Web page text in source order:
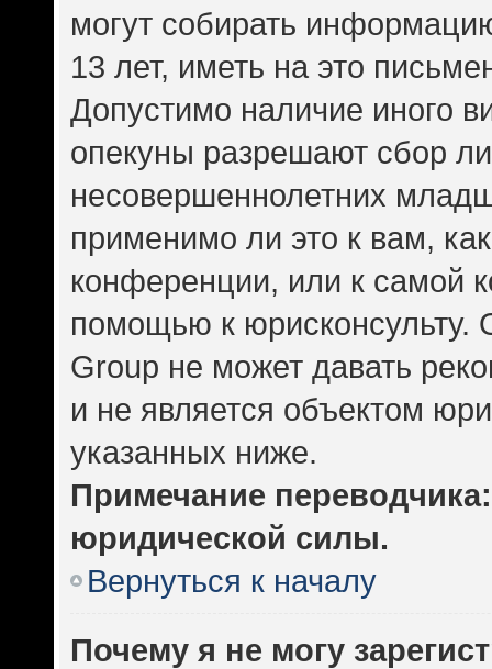
могут собирать
13 лет, иметь на это
Допустимо наличие иного
опекуны разрешают сбор
несовершеннолетних
применимо ли это к вам,
конференции, или к самой
помощью к юрисконсульту.
Group не может давать
и не является объектом
указанных ниже.
Примечание
юридической силы.
Вернуться к началу
Почему я не могу